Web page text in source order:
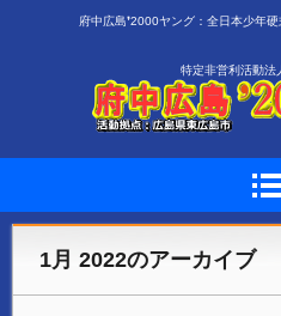
府中広島❜2000ヤング：全日本少年硬
特定非営利活動法
1月 2022のアーカイブ